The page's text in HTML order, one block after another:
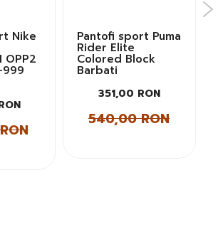
Nike
OPP2
999
Pantofi sport Puma
Rider Elite
Colored Block
Barbati
351,00 RON
540,00 RON